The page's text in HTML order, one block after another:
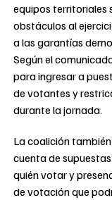
equipos territoriales
obstáculos al
a las garantías
Según el
para ingresar a
de votantes y
durante la jornada.
La coalición
cuenta de
quién votar y
de votación que